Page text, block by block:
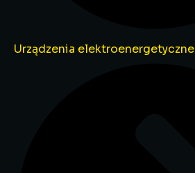
Urządzenia elektroenergetyczne